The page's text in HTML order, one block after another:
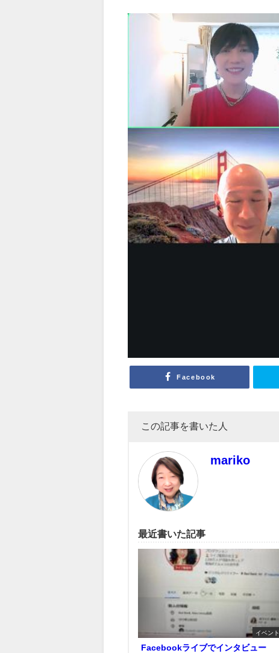
Facebook
この記事を書いた人
mariko
最近書いた記事
イベント
Facebookライブでインタビュー